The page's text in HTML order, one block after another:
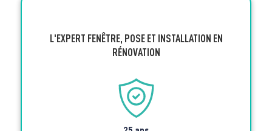
L'EXPERT FENÊTRE, POSE ET INSTALLATION EN
RÉNOVATION